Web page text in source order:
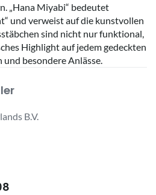
„Hana Miyabi“ bedeutet
und verweist auf die kunstvollen
sind nicht nur funktional,
Highlight auf jedem gedeckten
besondere Anlässe.
B.V.